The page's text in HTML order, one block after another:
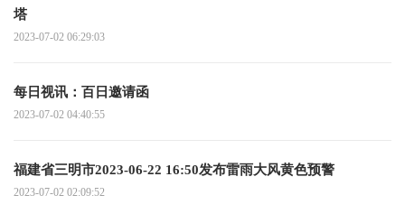
塔
2023-07-02 06:29:03
每日视讯：百日邀请函
2023-07-02 04:40:55
福建省三明市2023-06-22 16:50发布雷雨大风黄色预警
2023-07-02 02:09:52